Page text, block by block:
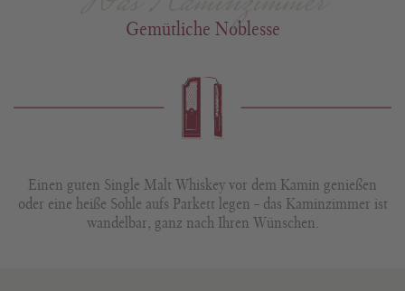
Gemütliche Noblesse
Einen guten Single Malt Whiskey vor dem Kamin genießen
oder eine heiße Sohle aufs Parkett legen – das Kaminzimmer ist
wandelbar, ganz nach Ihren Wünschen.